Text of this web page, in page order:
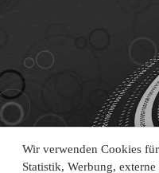
Wir verwenden Cookies
Statistik, Werbung,